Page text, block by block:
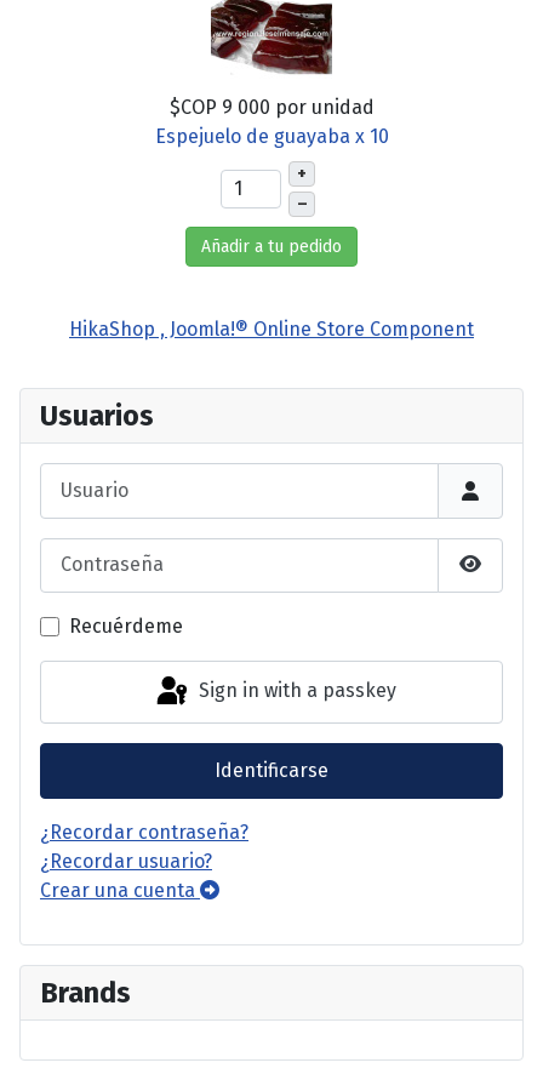
$COP 9 000 por unidad
Espejuelo de guayaba x 10
+
–
Añadir a tu pedido
HikaShop , Joomla!® Online Store Component
Usuarios
Show
Recuérdeme
Sign in with a passkey
Identificarse
¿Recordar contraseña?
¿Recordar usuario?
Crear una cuenta
Brands